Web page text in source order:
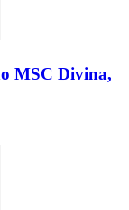
MSC Divina,